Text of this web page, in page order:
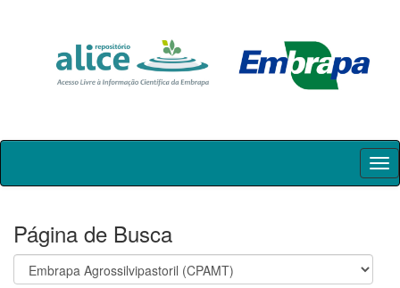
Skip
Página de Busca